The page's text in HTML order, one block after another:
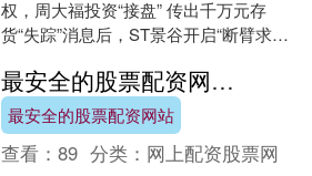
权，周大福投资“接盘” 传出千万元存
货“失踪”消息后，ST景谷开启“断臂求
告称，....
最安全的股票配资网站 SpaceX员工在星舰基地的受伤率远超竞争对手，SpaceX仍在追逐其火星梦想
最安全的股票配资网站
查看：89 分类： 网上配资股票网